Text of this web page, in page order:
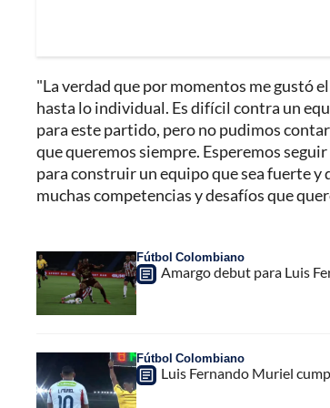
"La verdad que por momentos me gustó
hasta lo individual. Es difícil contra un
para este partido, pero no pudimos
que queremos siempre. Esperemos
para construir un equipo que sea fuerte y
muchas competencias y desafíos que
Fútbol Colombiano
Amargo debut para Luis
Fútbol Colombiano
Luis Fernando Muriel